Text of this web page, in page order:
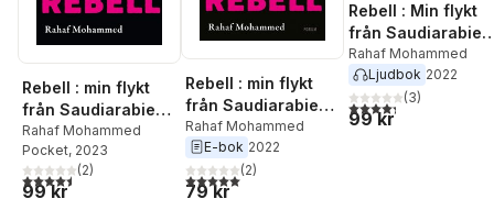
Rebell : min flykt
från Saudiarabien
till frihet
Rahaf Mohammed
Pocket, 2023
4,5utav 5 stjärnor. Totalt antal röster:
(2)
99 kr
Rebell : min flykt
från Saudiarabien
till frihet
Rahaf Mohammed
E-bok 2022
5,0utav 5 stjärnor. Totalt antal röster:
(2)
79 kr
Rebell : Min flykt
från Saudiarabien
till frihet
Rahaf Mohammed
Ljudbok 2022
4,3utav 5 stjärnor.
(3)
99 kr